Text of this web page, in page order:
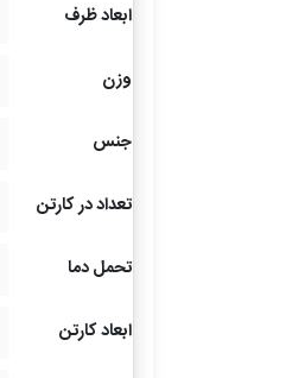
ابعاد ظرف
وزن
جنس
تعداد در کارتن
تحمل دما
ابعاد کارتن